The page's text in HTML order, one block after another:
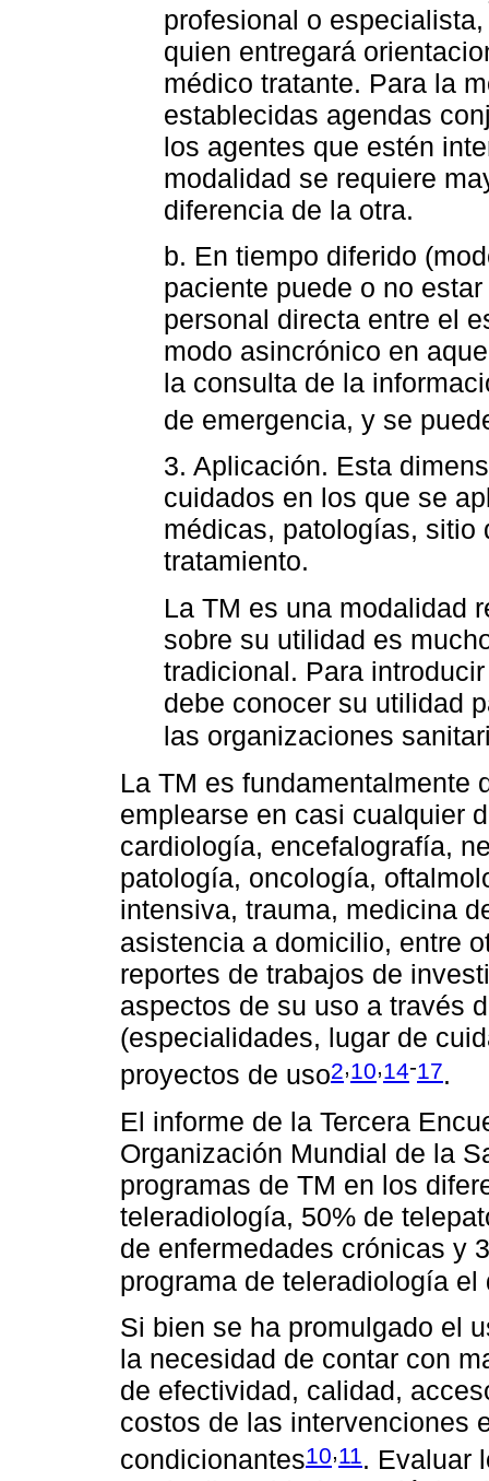
profesional o
quien entregará
médico tratante. Para la
establecidas agendas
los agentes que estén
modalidad se requiere
diferencia de la otra.
b. En tiempo diferido
paciente puede o no
personal directa entre el
modo asincrónico en
la consulta de la
de emergencia, y se
3. Aplicación. Esta
cuidados en los que se
médicas, patologías, sitio
tratamiento.
La TM es una modalidad
sobre su utilidad es
tradicional. Para
debe conocer su utilidad
las organizaciones
La TM es fundamentalmente
emplearse en casi cualquier
cardiología, encefalografía,
patología, oncología,
intensiva, trauma, medicina
asistencia a domicilio, entre
reportes de trabajos de
aspectos de su uso a través
(especialidades, lugar de
proyectos de uso2,10,14-17.
El informe de la Tercera
Organización Mundial de la
programas de TM en los
teleradiología, 50% de
de enfermedades crónicas y
programa de teleradiología
Si bien se ha promulgado el
la necesidad de contar con
de efectividad, calidad,
costos de las intervenciones
condicionantes10,11. Evaluar